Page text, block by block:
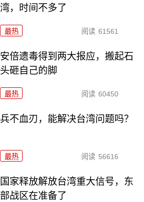
湾，时间不多了
最热 阅读 61561
安倍遗毒得到两大报应，搬起石
头砸自己的脚
最热 阅读 60450
兵不血刃，能解决台湾问题吗？
最热 阅读 56616
国家释放解放台湾重大信号，东
部战区在准备了